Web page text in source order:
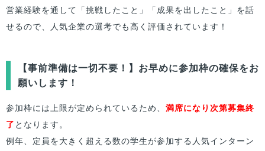
営業経験を通して「挑戦したこと」「成果を出したこと」を話
せるので、人気企業の選考でも高く評価されています！
【事前準備は一切不要！】お早めに参加枠の確保をお
願いします！
参加枠には上限が定められているため、 満席になり次第募集終
了 となります。
例年、定員を大きく超える数の学生が参加する人気インターン